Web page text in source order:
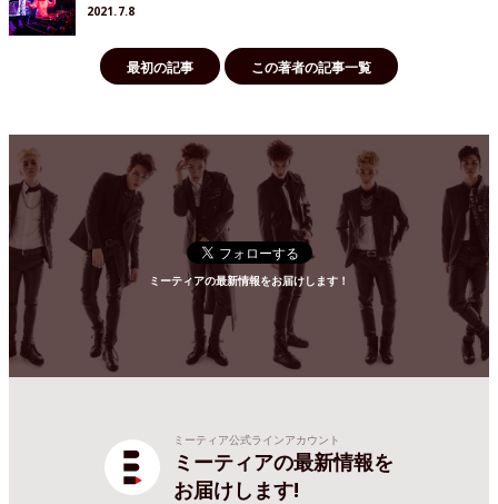
2021.7.8
最初の記事 この著者の記事一覧
ミーティアの最新情報をお届けします！
ミーティア公式ラインアカウント
ミーティアの最新情報を
お届けします!